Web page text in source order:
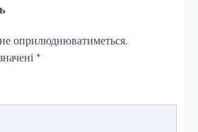
оприлюднюватиметься.
*